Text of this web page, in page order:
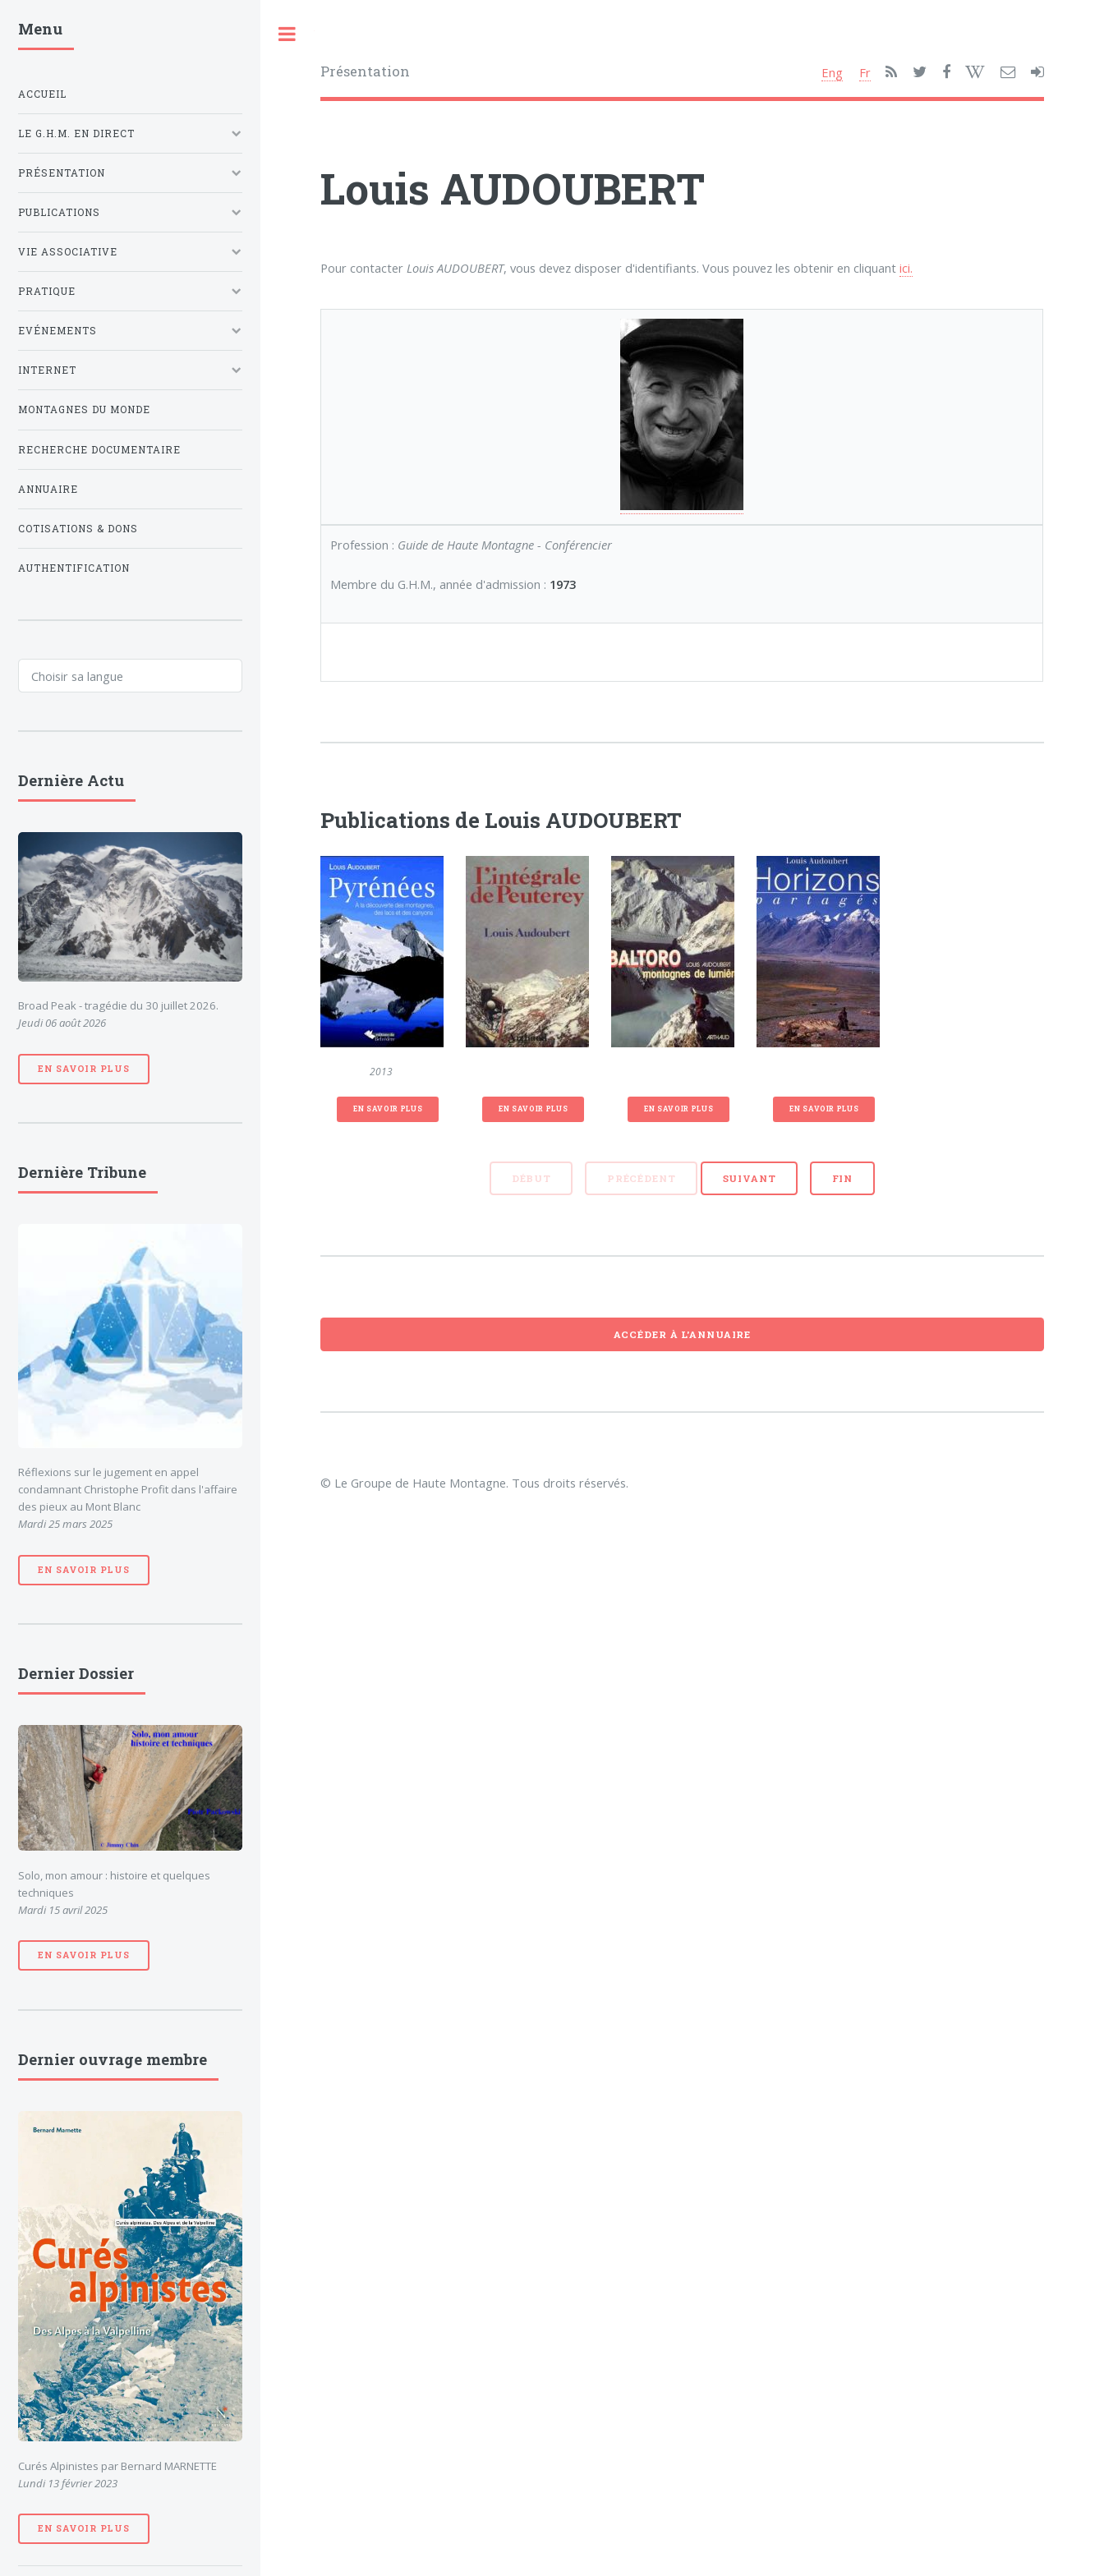
Présentation Eng Fr
Louis AUDOUBERT
Pour contacter Louis AUDOUBERT, vous devez disposer d'identifiants. Vous pouvez les obtenir en cliquantici.
Profession : Guide de Haute Montagne - Conférencier
Membre du G.H.M., année d'admission : 1973
Publications de Louis AUDOUBERT
2013
EN SAVOIR PLUS EN SAVOIR PLUS EN SAVOIR PLUS EN SAVOIR PLUS
DÉBUT PRÉCÉDENT SUIVANT FIN
ACCÉDER À L'ANNUAIRE
© Le Groupe de Haute Montagne. Tous droits réservés.
Menu
ACCUEIL
LE G.H.M. EN DIRECT
PRÉSENTATION
PUBLICATIONS
VIE ASSOCIATIVE
PRATIQUE
EVÉNEMENTS
INTERNET
MONTAGNES DU MONDE
RECHERCHE DOCUMENTAIRE
ANNUAIRE
COTISATIONS & DONS
AUTHENTIFICATION
Dernière Actu
Broad Peak - tragédie du 30 juillet 2026.
Jeudi 06 août 2026
EN SAVOIR PLUS
Dernière Tribune
Réflexions sur le jugement en appel
condamnant Christophe Profit dans l'affaire
des pieux au Mont Blanc
Mardi 25 mars 2025
EN SAVOIR PLUS
Dernier Dossier
Solo, mon amour : histoire et quelques
techniques
Mardi 15 avril 2025
EN SAVOIR PLUS
Dernier ouvrage membre
Curés Alpinistes par Bernard MARNETTE
Lundi 13 février 2023
EN SAVOIR PLUS